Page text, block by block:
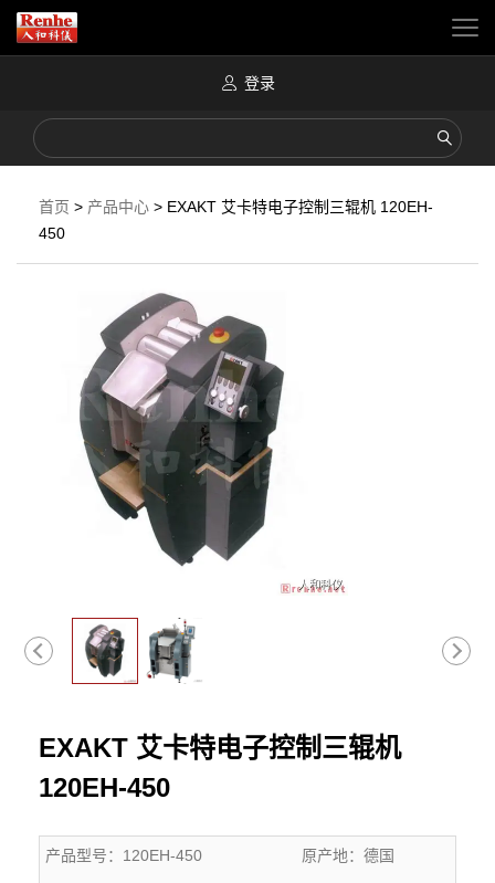
登录
首页 > 产品中心 > EXAKT 艾卡特电子控制三辊机 120EH-
450
EXAKT 艾卡特电子控制三辊机
120EH-450
产品型号： 120EH-450 原产地： 德国